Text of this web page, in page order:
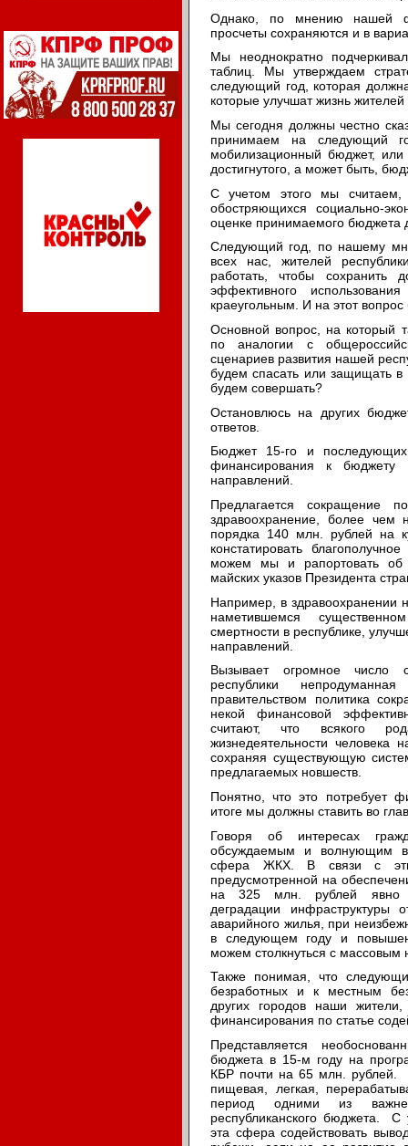
Однако, по мнению нашей
просчеты сохраняются и в
Мы неоднократно
таблиц. Мы утверждаем
следующий год, которая
которые улучшат жизнь
Мы сегодня должны честно
принимаем на следующий
мобилизационный бюджет,
достигнутого, а может быть,
С учетом этого мы
обостряющихся социально-
оценке принимаемого
Следующий год, по нашему
всех нас, жителей
работать, чтобы сохранить
эффективного
краеугольным. И на этот
Основной вопрос, на который
по аналогии с
сценариев развития нашей
будем спасать или защищать
будем совершать?
Остановлюсь на других
ответов.
Бюджет 15-го и последующих
финансирования к бюджету
направлений.
Предлагается
здравоохранение, более чем
порядка 140 млн. рублей на
констатировать
можем мы и рапортовать
майских указов Президента
Например, в здравоохранении
наметившемся
смертности в республике,
направлений.
Вызывает огромное число
республики
правительством политика
некой финансовой
считают, что всякого
жизнедеятельности человека
сохраняя существующую
предлагаемых новшеств.
Понятно, что это потребует
итоге мы должны ставить во
Говоря об интересах
обсуждаемым и волнующим
сфера ЖКХ. В связи с
предусмотренной на
на 325 млн. рублей явно
деградации инфраструктуры
аварийного жилья, при
в следующем году и
можем столкнуться с массовым
Также понимая, что
безработных и к местным
других городов наши
финансирования по статье
Представляется
бюджета в 15-м году на
КБР почти на 65 млн. рублей.
пищевая, легкая,
период одними из
республиканского бюджета. С
эта сфера содействовать